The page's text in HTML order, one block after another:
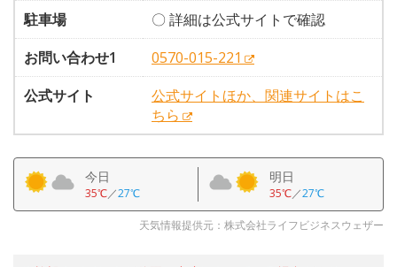
駐車場
〇 詳細は公式サイトで確認
お問い合わせ1
0570-015-221
公式サイト
公式サイトほか、関連サイトはこ
ちら
今日
35℃／27℃
明日
35℃／27℃
天気情報提供元：株式会社ライフビジネスウェザー